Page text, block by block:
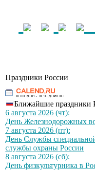
Праздники России
Ближайшие праздники
6 августа 2026 (чт):
День Железнодорожных
7 августа 2026 (пт):
День Службы
службы охраны России
8 августа 2026 (сб):
День физкультурника в